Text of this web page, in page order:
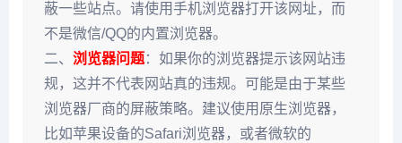
蔽一些站点。请使用手机浏览器打开该网址，而
不是微信/QQ的内置浏览器。
二、 浏览器问题：如果你的浏览器提示该网站违
规，这并不代表网站真的违规。可能是由于某些
浏览器厂商的屏蔽策略。建议使用原生浏览器，
比如苹果设备的Safari浏览器，或者微软的